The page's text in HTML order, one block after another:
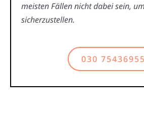
meisten Fällen nicht dabei sein,
sicherzustellen.
030 75436955